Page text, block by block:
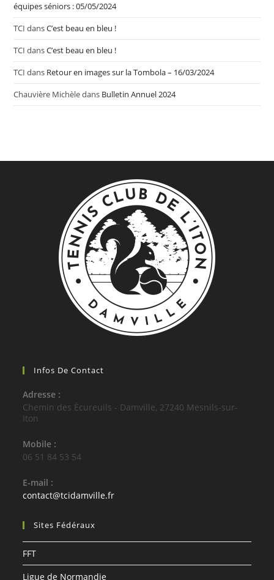
équipes séniors : 05/05/2024
TCI dansC’est beau en bleu !
TCI dansC’est beau en bleu !
TCI dans Retour en images sur la Tombola – 16/03/2024
Chauvière Michèledans Bulletin Annuel 2024
Infos De Contact
Adresse :
Chemin des Écureuils - Damville, 27240 Mesnils-sur-
Iton
Mobile :
06 51 84 53 54
E-mail :
contact@tcidamville.frS’ouvre
Sites Fédéraux
FFT
Ligue de Normandie